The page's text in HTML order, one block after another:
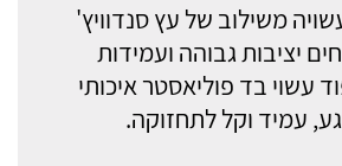
משילוב של עץ סנדוויץ'
יציבות גבוהה ועמידות
עשוי בד פוליאסטר איכותי